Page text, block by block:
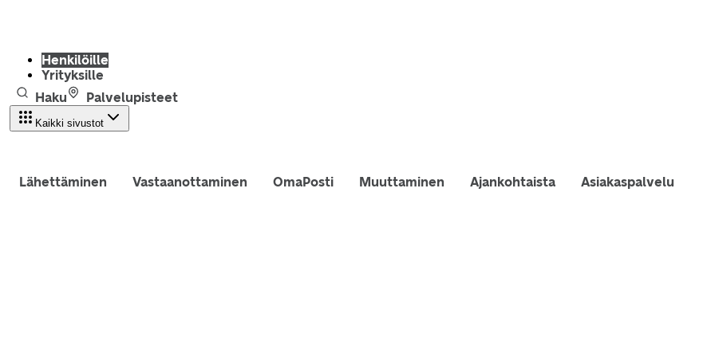
Henkilöille
Yrityksille
Haku
Palvelupisteet
Kaikki sivustot
Lähettäminen Vastaanottaminen OmaPosti Muuttaminen Ajankohtaista Asiakaspalvelu